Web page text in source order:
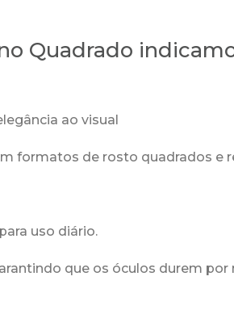
Quadrado
ao visual
formatos de rosto quadrados e
uso diário.
que os óculos durem